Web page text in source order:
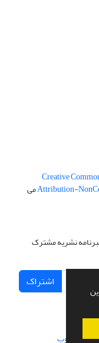
Creative
Attribution-می
نشریه مشترک
اشتراک
از سیناوب